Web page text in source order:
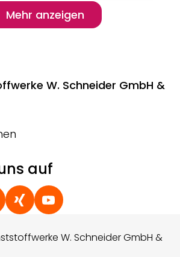
Pagination
Mehr anzeigen
Mehr anzeigen
W. Schneider GmbH &
auf
W. Schneider GmbH &